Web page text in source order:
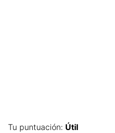
Tu puntuación: Útil